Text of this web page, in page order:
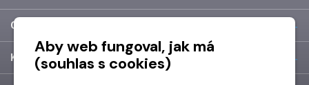
O společnosti
Kontakt
Aby web fungoval, jak má
(souhlas s cookies)